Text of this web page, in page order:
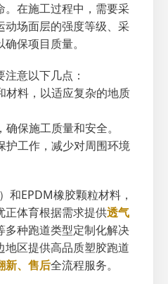
。在施工过程中，需要采
动场面层的强度等级、采
保项目质量。
意以下几点：
材料，以适应复杂的地质
保施工质量和安全。
护工作，减少对周围环境
和EPDM橡胶颗粒材料，
正体育根据需求提供透气
多种跑道类型定制化解决
地区提供高品质塑胶跑道
新、售后全流程服务。